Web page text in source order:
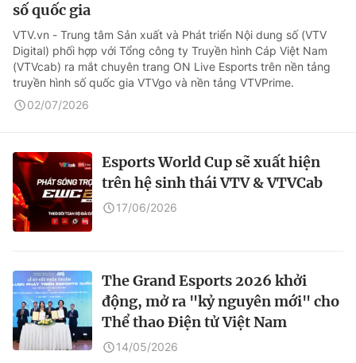
số quốc gia
VTV.vn - Trung tâm Sản xuất và Phát triển Nội dung số (VTV
Digital) phối hợp với Tổng công ty Truyền hình Cáp Việt Nam
(VTVcab) ra mắt chuyên trang ON Live Esports trên nền tảng
truyền hình số quốc gia VTVgo và nền tảng VTVPrime.
02/07/2026
Esports World Cup sẽ xuất hiện
trên hệ sinh thái VTV & VTVCab
17/06/2026
The Grand Esports 2026 khởi
động, mở ra "kỷ nguyên mới" cho
Thể thao Điện tử Việt Nam
14/05/2026